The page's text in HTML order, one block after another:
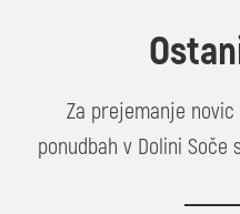
Za prejemanje
ponudbah v Dolini